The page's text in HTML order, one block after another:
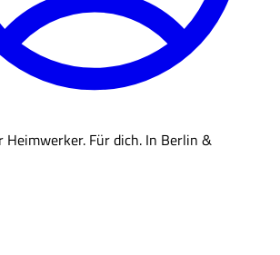
Heimwerker. Für dich. In Berlin &